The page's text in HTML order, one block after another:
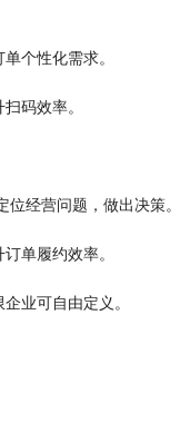
个性化需求。
码效率。
经营问题，做出决策。
订单履约效率。
业可自由定义。